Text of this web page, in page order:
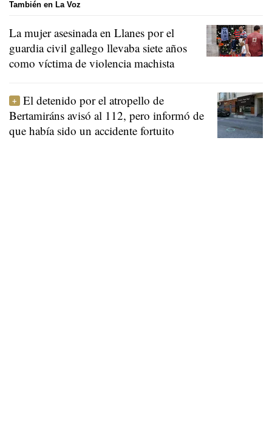
También en La Voz
La mujer asesinada en Llanes por el
guardia civil gallego llevaba siete años
como víctima de violencia machista
El detenido por el atropello de
Bertamiráns avisó al 112, pero informó de
que había sido un accidente fortuito